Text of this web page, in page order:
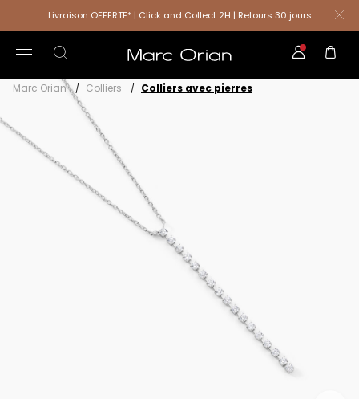
Livraison OFFERTE* | Click and Collect 2H | Retours 30 jours
Marc Orian Colliers Colliers avec pierres